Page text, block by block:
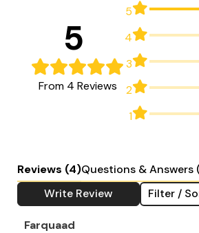
5
From 4 Reviews
5
4
3
2
1
Reviews (4)Questions & Answers
Write Review
Filter /
Farquaad